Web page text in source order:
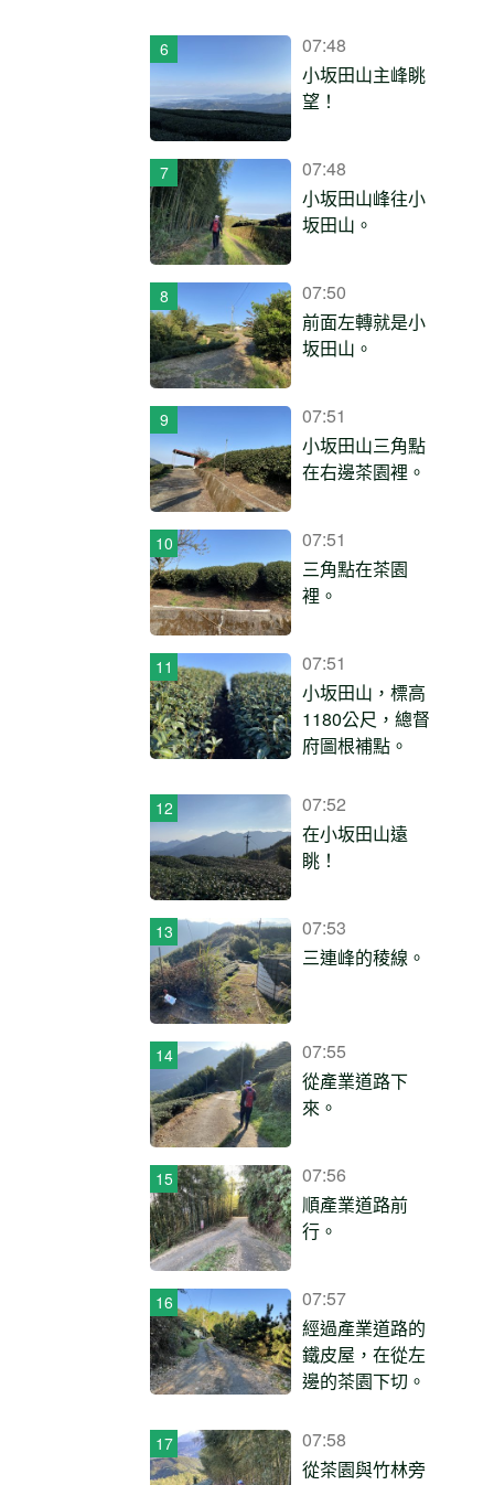
07:48
小坂田山主峰眺
望！
07:48
小坂田山峰往小
坂田山。
07:50
前面左轉就是小
坂田山。
07:51
小坂田山三角點
在右邊茶園裡。
07:51
三角點在茶園
裡。
07:51
小坂田山，標高
1180公尺，總督
府圖根補點。
07:52
在小坂田山遠
眺！
07:53
三連峰的稜線。
07:55
從產業道路下
來。
07:56
順產業道路前
行。
07:57
經過產業道路的
鐵皮屋，在從左
邊的茶園下切。
07:58
從茶園與竹林旁